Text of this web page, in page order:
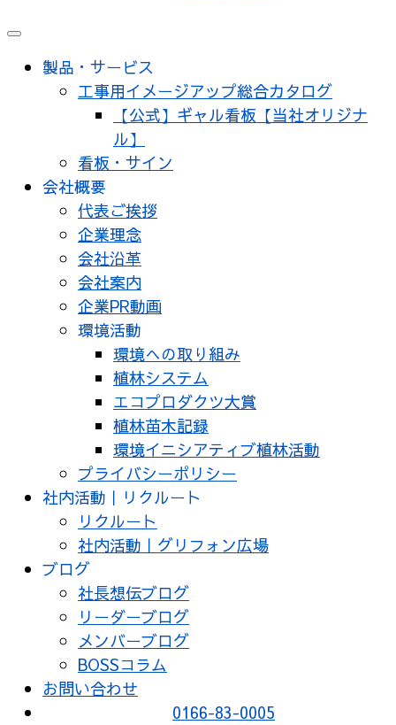
製品・サービス
工事用イメージアップ総合カタログ
【公式】ギャル看板【当社オリジナ
ル】
看板・サイン
会社概要
代表ご挨拶
企業理念
会社沿革
会社案内
企業PR動画
環境活動
環境への取り組み
植林システム
エコプロダクツ大賞
植林苗木記録
環境イニシアティブ植林活動
プライバシーポリシー
社内活動｜リクルート
リクルート
社内活動｜グリフォン広場
ブログ
社長想伝ブログ
リーダーブログ
メンバーブログ
BOSSコラム
お問い合わせ
0166-83-0005